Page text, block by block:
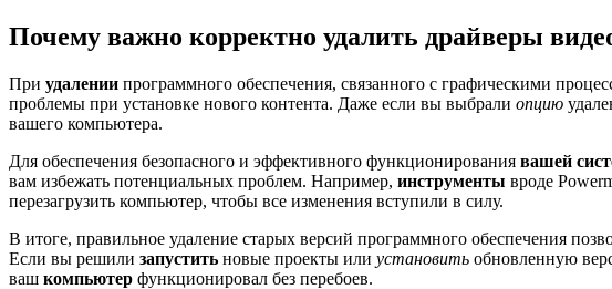
Почему важно корректно удалить драйверы
При удалении программного обеспечения, связанного с графическими
проблемы при установке нового контента. Даже если вы выбрали опцию
вашего компьютера.
Для обеспечения безопасного и эффективного функционирования вашей
вам избежать потенциальных проблем. Например, инструменты вроде
перезагрузить компьютер, чтобы все изменения вступили в силу.
В итоге, правильное удаление старых версий программного обеспечения
Если вы решили запустить новые проекты или установить обновленную
ваш компьютер функционировал без перебоев.